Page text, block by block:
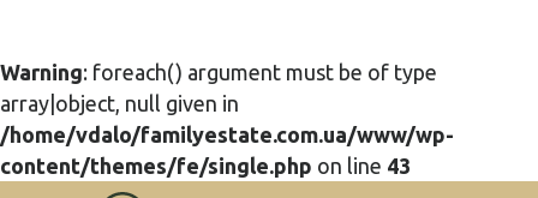
Warning: foreach() argument must be of type
array|object, null given in
/home/vdalo/familyestate.com.ua/www/wp-
content/themes/fe/single.php on line 43